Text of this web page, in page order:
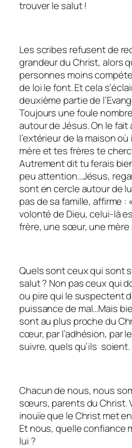
trouver le salut !
Les scribes refusent de
grandeur du Christ, alors
personnes moins
de loi le font. Et cela
deuxième partie de
Toujours une foule
autour de Jésus. On le fait
l’extérieur de la maison où
mère et tes frères te
Autrement dit tu ferais
peu attention…Jésus,
sont en cercle autour de
pas de sa famille, affirme :
volonté de Dieu, celui-là
frère, une sœur, une mère
Quels sont ceux qui sont
salut ? Non pas ceux qui
ou pire qui le suspectent
puissance de mal…Mais
sont au plus proche du
cœur, par l’adhésion, par
suivre, quels qu’ils soient.
Chacun de nous, nous
sœurs, parents du Christ.
inouïe que le Christ met
Et nous, quelle confiance
lui ?